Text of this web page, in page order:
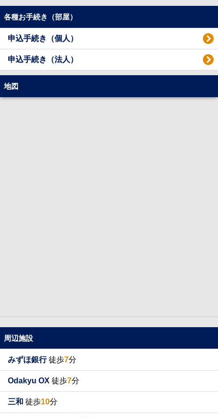
各種お手続き（部屋）
申込手続き（個人）
申込手続き（法人）
地図
周辺施設
みずほ銀行徒歩7分
Odakyu OX 徒歩7分
三和 徒歩10分